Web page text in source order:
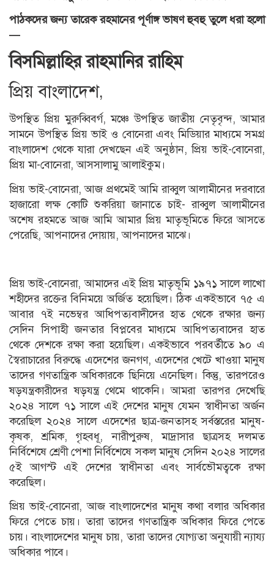
পাঠকদের জন্য তারেক রহমানের পূর্ণাঙ্গ ভাষণ হুবহু তুলে ধরা হলো
—
বিসমিল্লাহির রাহমানির রাহিম
প্রিয় বাংলাদেশ,
উপস্থিত প্রিয় মুরুব্বিবর্গ, মঞ্চে উপস্থিত জাতীয় নেতৃবৃন্দ, আমার
সামনে উপস্থিত প্রিয় ভাই ও বোনেরা এবং মিডিয়ার মাধ্যমে সমগ্র
বাংলাদেশ থেকে যারা দেখছেন এই অনুষ্ঠান, প্রিয় ভাই-বোনেরা,
প্রিয় মা-বোনেরা, আসসালামু আলাইকুম।
প্রিয় ভাই-বোনেরা, আজ প্রথমেই আমি রাব্বুল আলামীনের দরবারে
হাজারো লক্ষ কোটি শুকরিয়া জানাতে চাই- রাব্বুল আলামীনের
অশেষ রহমতে আজ আমি আমার প্রিয় মাতৃভূমিতে ফিরে আসতে
পেরেছি, আপনাদের দোয়ায়, আপনাদের মাঝে।
প্রিয় ভাই-বোনেরা, আমাদের এই প্রিয় মাতৃভূমি ১৯৭১ সালে লাখো
শহীদের রক্তের বিনিময়ে অর্জিত হয়েছিল। ঠিক একইভাবে ৭৫ এ
আবার ৭ই নভেম্বর আধিপত্যবাদীদের হাত থেকে রক্ষার জন্য
সেদিন সিপাহী জনতার বিপ্লবের মাধ্যমে আধিপত্যবাদের হাত
থেকে দেশকে রক্ষা করা হয়েছিল। একইভাবে পরবর্তীতে ৯০ এ
স্বৈরাচারের বিরুদ্ধে এদেশের জনগণ, এদেশের খেটে খাওয়া মানুষ
তাদের গণতান্ত্রিক অধিকারকে ছিনিয়ে এনেছিল। কিন্তু, তারপরেও
ষড়যন্ত্রকারীদের ষড়যন্ত্র থেমে থাকেনি। আমরা তারপর দেখেছি
২০২৪ সালে ৭১ সালে এই দেশের মানুষ যেমন স্বাধীনতা অর্জন
করেছিল ২০২৪ সালে এদেশের ছাত্র-জনতাসহ সর্বস্তরের মানুষ-
কৃষক, শ্রমিক, গৃহবধূ, নারীপুরুষ, মাদ্রাসার ছাত্রসহ দলমত
নির্বিশেষে শ্রেণী পেশা নির্বিশেষে সকল মানুষ সেদিন ২০২৪ সালের
৫ই আগস্ট এই দেশের স্বাধীনতা এবং সার্বভৌমত্বকে রক্ষা
করেছিল।
প্রিয় ভাই-বোনেরা, আজ বাংলাদেশের মানুষ কথা বলার অধিকার
ফিরে পেতে চায়। তারা তাদের গণতান্ত্রিক অধিকার ফিরে পেতে
চায়। বাংলাদেশের মানুষ চায়, তারা তাদের যোগ্যতা অনুযায়ী ন্যায্য
অধিকার পাবে।